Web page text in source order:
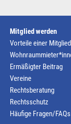
Mitglied werden
Vorteile einer
Ermäßigter Beitrag
Vereine
Rechtsberatung
Rechtsschutz
Häufige Fragen/FAQs